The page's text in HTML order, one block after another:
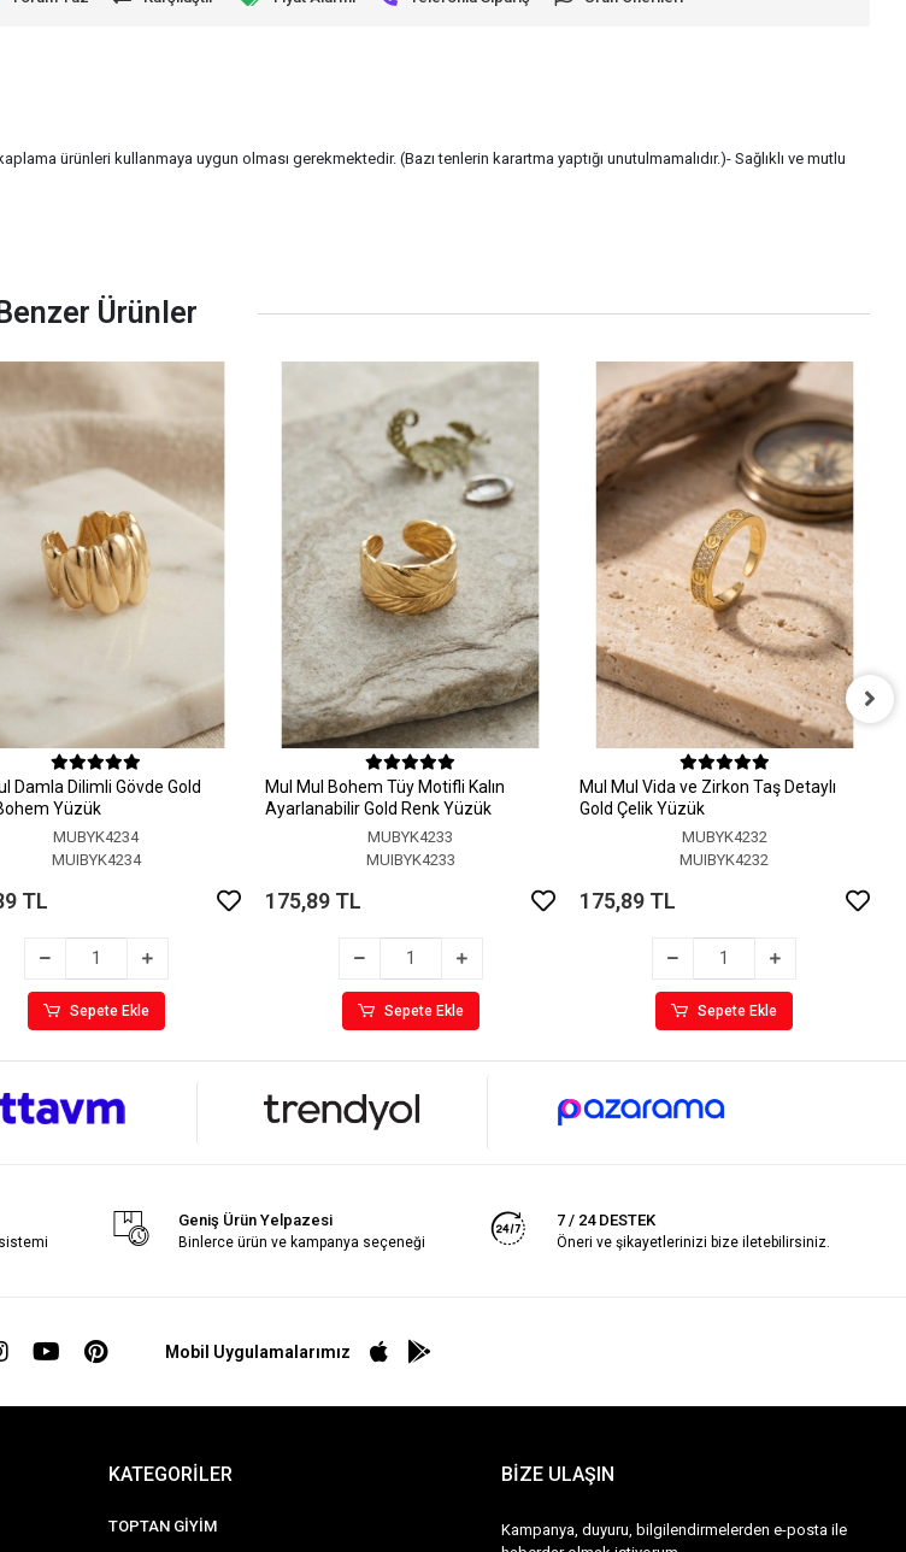
ürünleri kullanmaya uygun olması gerekmektedir. (Bazı tenlerin karartma yaptığı unutulmamalıdır.)- Sağlıklı ve mutlu
Benzer Ürünler
Damla Dilimli Gövde Gold
Yüzük
MUBYK4234
MUIBYK4234
TL
Sepete Ekle
MuI MuI Bohem Tüy Motifli Kalın
Ayarlanabilir Gold Renk Yüzük
MUBYK4233
MUIBYK4233
175,89 TL
Sepete Ekle
MuI MuI Vida ve Zirkon Taş Detaylı
Gold Çelik Yüzük
MUBYK4232
MUIBYK4232
175,89 TL
Sepete Ekle
Geniş Ürün Yelpazesi
Binlerce ürün ve kampanya seçeneği
7 / 24 DESTEK
Öneri ve şikayetlerinizi bize iletebilirsiniz.
Mobil Uygulamalarımız
KATEGORİLER
TOPTAN GİYİM
BİZE ULAŞIN
Kampanya, duyuru, bilgilendirmelerden e-posta ile